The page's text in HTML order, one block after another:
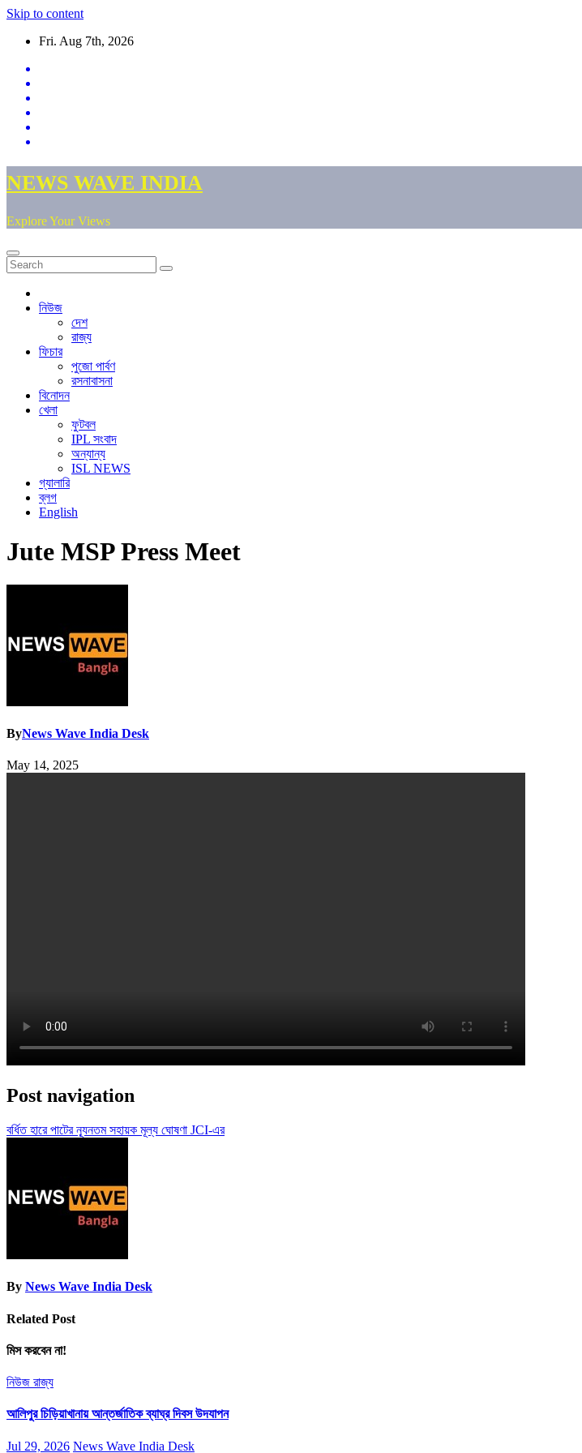
Skip to content
Fri. Aug 7th, 2026
NEWS WAVE INDIA
Explore Your Views
নিউজ
দেশ
রাজ্য
ফিচার
পুজো পার্বণ
রসনাবাসনা
বিনোদন
খেলা
ফুটবল
IPL সংবাদ
অন্যান্য
ISL NEWS
গ্যালারি
ব্লগ
English
Jute MSP Press Meet
ByNews Wave India Desk
May 14, 2025
Post navigation
বর্ধিত হারে পাটের ন্যূনতম সহায়ক মূল্য ঘোষণা JCI-এর
By News Wave India Desk
Related Post
মিস করবেন না!
নিউজ রাজ্য
আলিপুর চিড়িয়াখানায় আন্তর্জাতিক ব্যাঘ্র দিবস উদযাপন
Jul 29, 2026 News Wave India Desk